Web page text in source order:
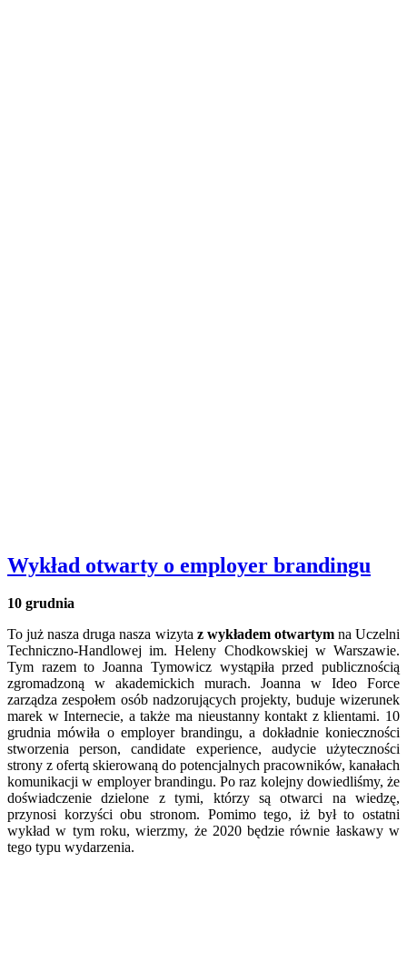
Wykład otwarty o employer brandingu
10 grudnia
To już nasza druga nasza wizyta z wykładem otwartymna Uczelni
Techniczno-Handlowej im. Heleny Chodkowskiej w Warszawie.
Tym razem to Joanna Tymowicz wystąpiła przed publicznością
zgromadzoną w akademickich murach. Joanna w Ideo Force
zarządza zespołem osób nadzorujących projekty, buduje wizerunek
marek w Internecie, a także ma nieustanny kontakt z klientami. 10
grudnia mówiła o employer brandingu, a dokładnie konieczności
stworzenia person, candidate experience, audycie użyteczności
strony z ofertą skierowaną do potencjalnych pracowników, kanałach
komunikacji w employer brandingu. Po raz kolejny dowiedliśmy, że
doświadczenie dzielone z tymi, którzy są otwarci na wiedzę,
przynosi korzyści obu stronom. Pomimo tego, iż był to ostatni
wykład w tym roku, wierzmy, że 2020 będzie równie łaskawy w
tego typu wydarzenia.